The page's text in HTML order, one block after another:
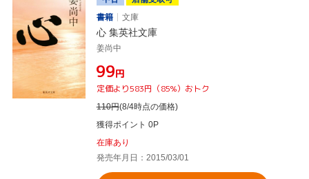
書籍
文庫
心 集英社文庫
姜尚中
¥99円
定価より583円（85%）おトク
110円(8/4時点の価格)
獲得ポイント 0P
在庫あり
発売年月日：2015/03/01